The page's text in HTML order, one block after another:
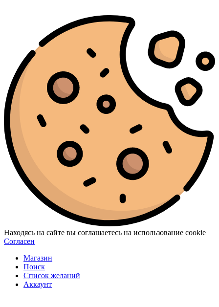
Находясь на сайте вы соглашаетесь на использование cookie
Согласен
Магазин
Поиск
Список желаний
Аккаунт